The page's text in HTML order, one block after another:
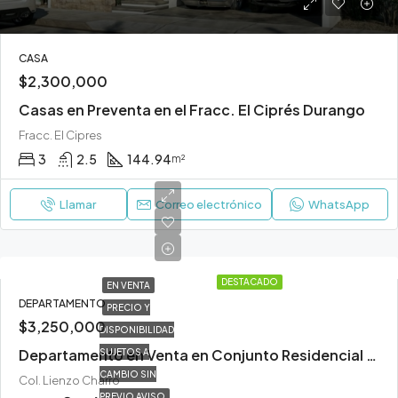
CASA
$2,300,000
Casas en Preventa en el Fracc. El Ciprés Durango
Fracc. El Cipres
3 2.5 144.94m²
Llamar Correo electrónico WhatsApp
DESTACADO
EN VENTA
PRECIO Y
DISPONIBILIDAD
SUJETOS A
CAMBIO SIN
DEPARTAMENTO
$3,250,000
Departamento en Venta en Conjunto Residencial Misiones Durango
Col. Lienzo Charro